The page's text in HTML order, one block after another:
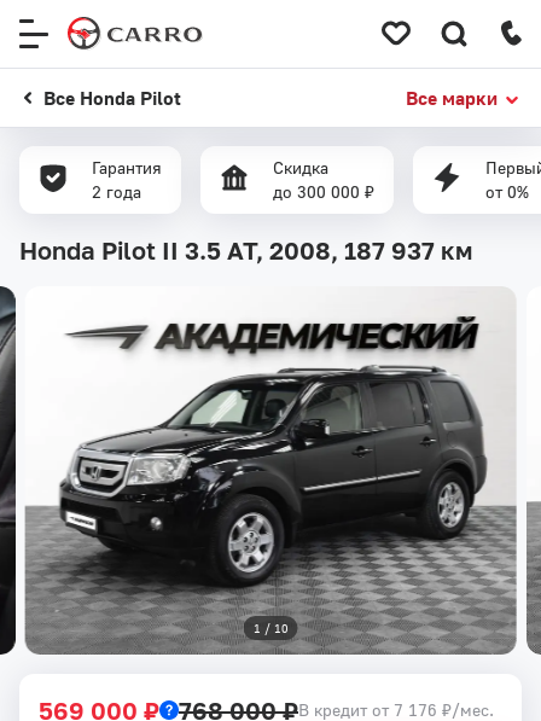
Все Honda Pilot Все марки
Гарантия
2 года
Скидка
до 300 000 ₽
от 0%
Honda Pilot II 3.5 AT, 2008, 187 937 км
1 / 10
569 000 ₽ 768 000 ₽В кредит от 7 176 ₽/мес.